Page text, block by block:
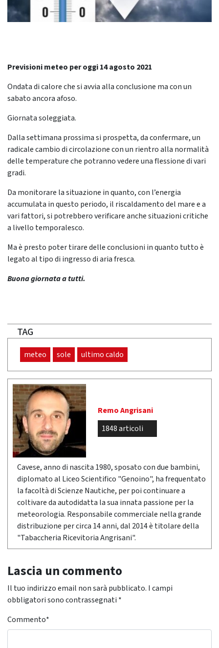
Previsioni meteo per oggi 14 agosto 2021
Ondata di calore che si avvia alla conclusione ma con un
sabato ancora afoso.
Giornata soleggiata.
Dalla settimana prossima si prospetta, da confermare, un
radicale cambio di circolazione con un rientro alla normalità
delle temperature che potranno vedere una flessione di vari
gradi.
Da monitorare la situazione in quanto, con l’energia
accumulata in questo periodo, il riscaldamento del mare e a
vari fattori, si potrebbero verificare anche situazioni critiche
a livello temporalesco.
Ma è presto poter tirare delle conclusioni in quanto tutto è
legato al tipo di ingresso di aria fresca.
Buona giornata a tutti.
TAG
meteo sole ultimo caldo
Remo Angrisani
1848 articoli
Cavese, anno di nascita 1980, sposato con due bambini,
diplomato al Liceo Scientifico "Genoino", ha frequentato
la facoltà di Scienze Nautiche, per poi continuare a
coltivare da autodidatta la sua innata passione per la
meteorologia. Responsabile commerciale nella grande
distribuzione per circa 14 anni, dal 2014 è titolare della
"Tabaccheria Ricevitoria Angrisani".
Lascia un commento
Il tuo indirizzo email non sarà pubblicato. I campi
obbligatori sono contrassegnati *
Commento*